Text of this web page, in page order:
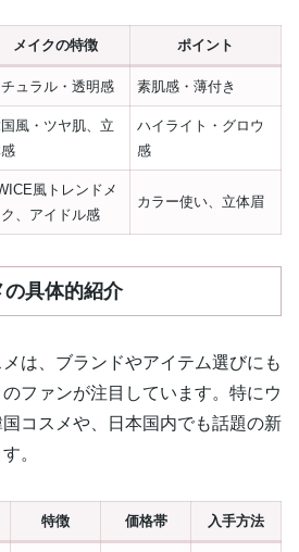
メイクの特徴 ポイント
ュラル・透明感 素肌感・薄付き
風・ツヤ肌、立
ハイライト・グロウ
感
風トレンドメ
、アイドル感
カラー使い、立体眉
具体的紹介
は、ブランドやアイテム選びにも
ファンが注目しています。特にウ
コスメや、日本国内でも話題の新
。
特徴 価格帯 入手方法